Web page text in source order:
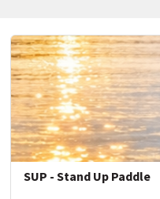
SUP - Stand Up Paddle